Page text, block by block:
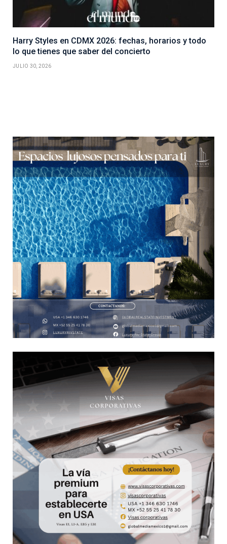
Harry Styles en CDMX 2026: fechas, horarios y todo
lo que tienes que saber del concierto
JULIO 30, 2026